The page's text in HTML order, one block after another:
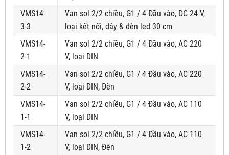
VMS14-
3-3
Van sol 2/2 chiều, G1 / 4 Đầu vào, DC 24 V,
loại kết nối, dây & đèn led 30 cm
VMS14-
2-1
Van sol 2/2 chiều, G1 / 4 Đầu vào, AC 220
V, loại DIN
VMS14-
2-2
Van sol 2/2 chiều, G1 / 4 Đầu vào, AC 220
V, loại DIN, Đèn
VMS14-
1-1
Van sol 2/2 chiều, G1 / 4 Đầu vào, AC 110
V, loại DIN
VMS14-
1-2
Van sol 2/2 chiều, G1 / 4 Đầu vào, AC 110
V, loại DIN, Đèn